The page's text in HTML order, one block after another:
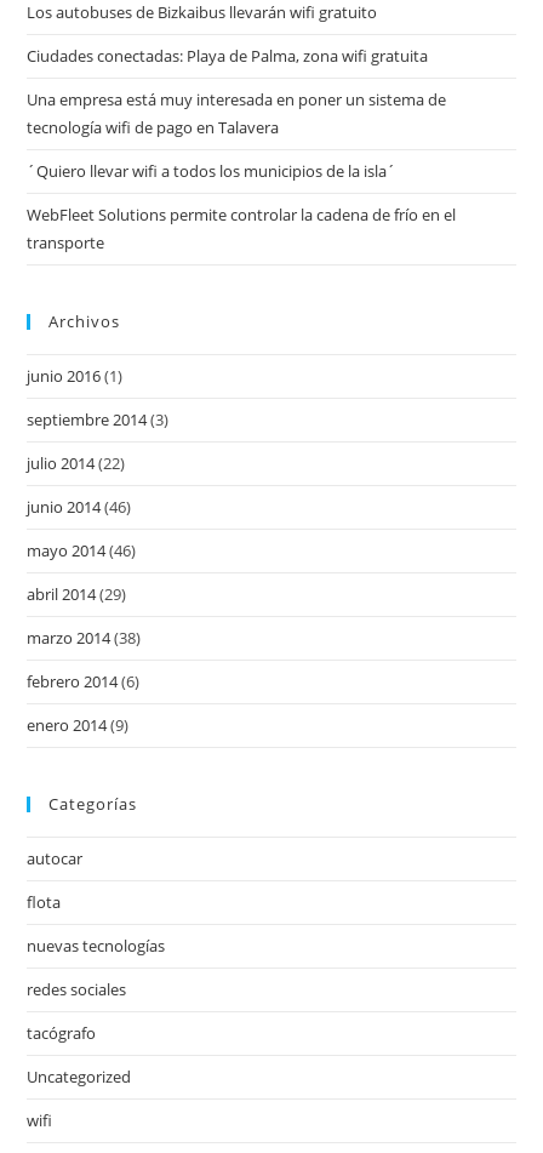
Los autobuses de Bizkaibus llevarán wifi gratuito
Ciudades conectadas: Playa de Palma, zona wifi gratuita
Una empresa está muy interesada en poner un sistema de
tecnología wifi de pago en Talavera
´Quiero llevar wifi a todos los municipios de la isla´
WebFleet Solutions permite controlar la cadena de frío en el
transporte
Archivos
junio 2016(1)
septiembre 2014(3)
julio 2014(22)
junio 2014(46)
mayo 2014(46)
abril 2014(29)
marzo 2014(38)
febrero 2014(6)
enero 2014(9)
Categorías
autocar
flota
nuevas tecnologías
redes sociales
tacógrafo
Uncategorized
wifi